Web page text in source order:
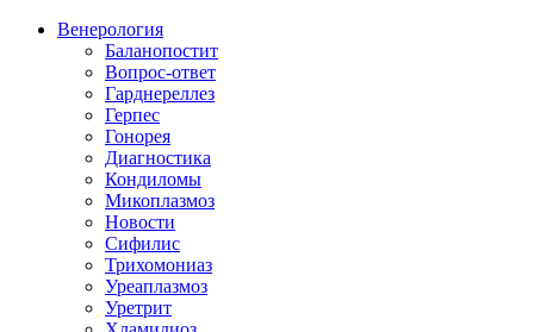
Венерология
Баланопостит
Вопрос-ответ
Гарднереллез
Герпес
Гонорея
Диагностика
Кондиломы
Микоплазмоз
Новости
Сифилис
Трихомониаз
Уреаплазмоз
Уретрит